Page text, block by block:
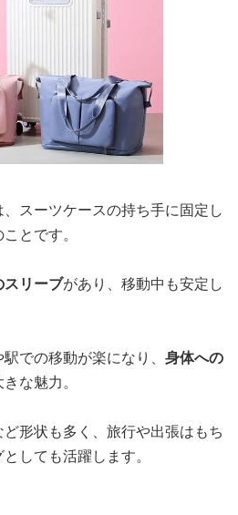
スーツケースの持ち手に固定し
とです。
スリーブがあり、移動中も安定し
での移動が楽になり、 身体への
な魅力。
形状も多く、旅行や出張はもち
しても活躍します。